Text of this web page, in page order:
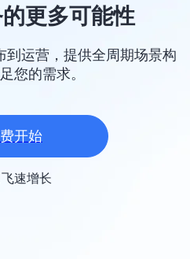
更多可能性
运营，提供全周期场景构
您的需求。
开始
速增长